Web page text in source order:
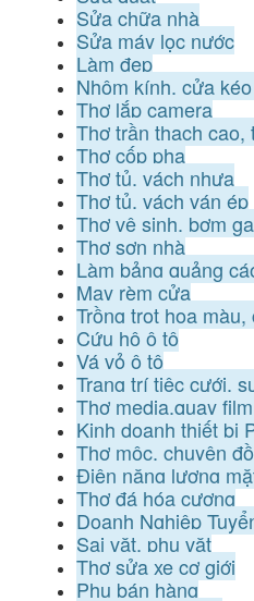
Sửa chữa nhà
Sửa máy lọc nước
Làm đẹp
Nhôm kính, cửa
Thợ lắp camera
Thợ trần thạch cao,
Thợ cốp pha
Thợ tủ, vách nhựa
Thợ tủ, vách ván ép
Thợ vệ sinh, bơm
Thợ sơn nhà
Làm bảng quảng
May rèm cửa
Trồng trọt hoa màu,
Cứu hộ ô tô
Vá vỏ ô tô
Trang trí tiệc cưới,
Thợ media,quay
Kinh doanh thiết bị
Thợ mộc, chuyên
Điện năng lượng
Thợ đá hóa cương
Doanh Nghiệp
Sai vặt, phụ vặt
Thợ sửa xe cơ giới
Phụ bán hàng